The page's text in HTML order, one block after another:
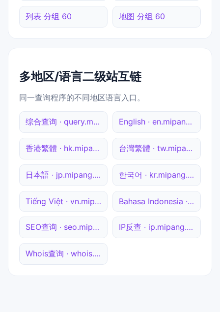
列表 分组 60 地图 分组 60
多地区/语言二级站互链
同一查询程序的不同地区语言入口。
综合查询 · query.mipang.com English · en.mipang.com
香港繁體 · hk.mipang.com 台灣繁體 · tw.mipang.com
日本語 · jp.mipang.com 한국어 · kr.mipang.com
Tiếng Việt · vn.mipang.com Bahasa Indonesia · id.mipang.com
SEO查询 · seo.mipang.com IP反查 · ip.mipang.com
Whois查询 · whois.mipang.com